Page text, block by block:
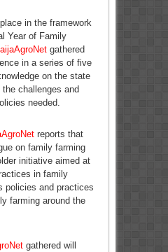
in the framework
Year of Family
gathered
in a series of five
on the state
challenges and
needed.
reports that
on family farming
initiative aimed at
in family
policies and practices
farming around the
gathered will